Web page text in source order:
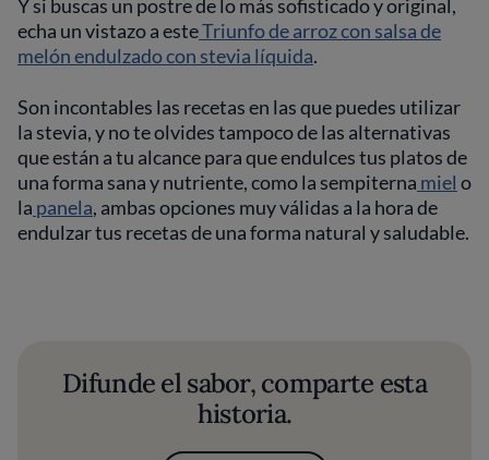
Y si buscas un postre de lo más sofisticado y original,
echa un vistazo a esteTriunfo de arroz con salsa de
melón endulzado con stevia líquida.
Son incontables las recetas en las que puedes utilizar
la stevia, y no te olvides tampoco de las alternativas
que están a tu alcance para que endulces tus platos de
una forma sana y nutriente, como la sempiterna miel o
la panela, ambas opciones muy válidas a la hora de
endulzar tus recetas de una forma natural y saludable.
Difunde el sabor, comparte esta
historia.